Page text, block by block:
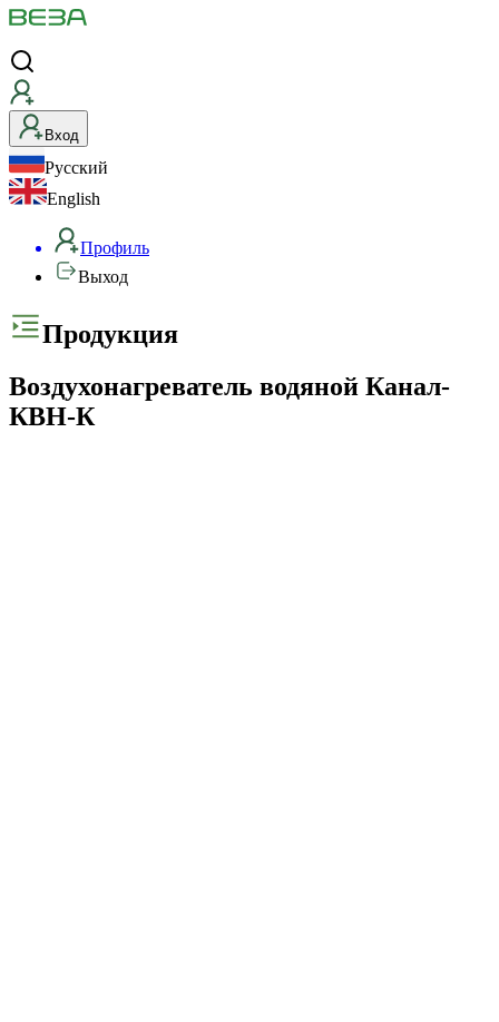
Вход
Русский
English
Профиль
Выход
Продукция
Воздухонагреватель водяной Канал-
КВН-К